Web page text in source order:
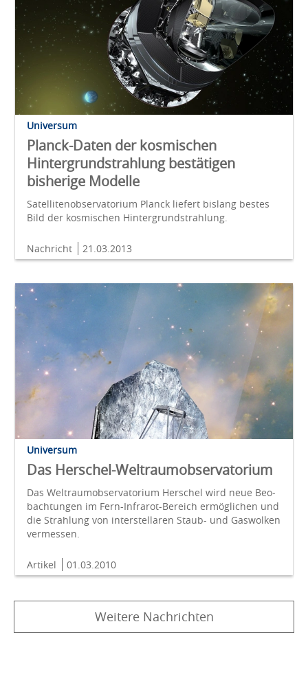
Universum
Planck-Daten der kosmischen
Hintergrundstrahlung bestätigen
bisherige Modelle
Satellitenobservatorium Planck liefert bislang bestes
Bild der kosmischen Hintergrundstrahlung.
Nachricht 21.03.2013
Universum
Das Herschel-Weltraumobservatorium
Das Weltraumobservatorium Herschel wird neue Beo­
bach­tungen im Fern-Infrarot-Bereich er­möglichen und
die Strah­lung von inter­stellaren Staub- und Gaswolken
vermessen.
Artikel 01.03.2010
Weitere Nachrichten